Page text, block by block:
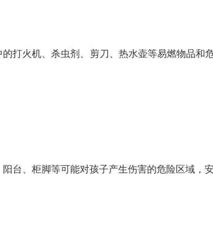
打火机、杀虫剂、剪刀、热水壶等易燃物品和
台、柜脚等可能对孩子产生伤害的危险区域，